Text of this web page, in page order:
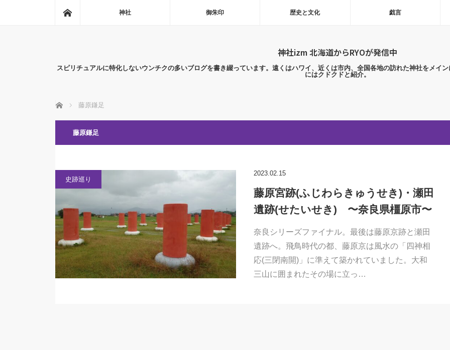
神社 御朱印 歴史と文化 戯言
神社izm 北海道からRYOが発信中
スピリチュアルに特化しないウンチクの多いブログを書き綴っています。遠くはハワイ、近くは市内、全国各地の訪れた神社をメイ
にはクドクドと紹介。
ホーム 藤原鎌足
藤原鎌足
史跡巡り
2023.02.15
藤原宮跡(ふじわらきゅうせき)・瀬田
遺跡(せたいせき) 〜奈良県橿原市〜
奈良シリーズファイナル。最後は藤原京跡と瀬田
遺跡へ。飛鳥時代の都、藤原京は風水の「四神相
応(三閉南開)」に準えて築かれていました。大和
三山に囲まれたその場に立っ…